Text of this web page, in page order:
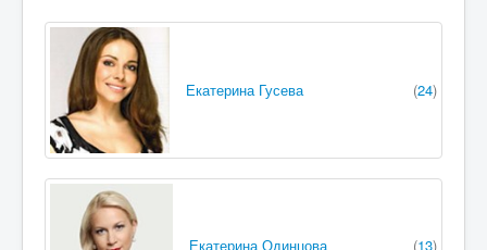
Екатерина Гусева (24)
Екатерина Одинцова (13)